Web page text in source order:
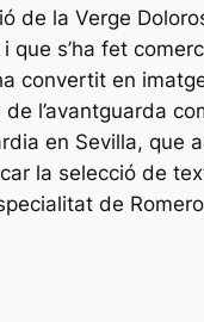
de la Verge
que s’ha fet
convertit en
l’avantguarda
en Sevilla, que
la selecció de
de